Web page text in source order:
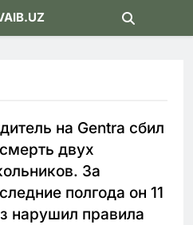
на Gentra сбил
двух
За
полгода он 11
нарушил правила